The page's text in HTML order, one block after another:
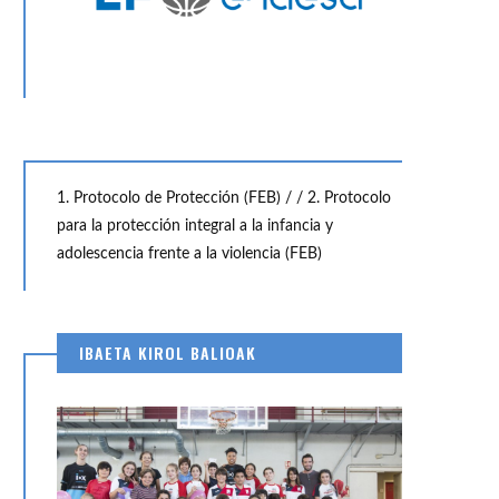
1. Protocolo de Protección (FEB) / / 2. Protocolo
para la protección integral a la infancia y
adolescencia frente a la violencia (FEB)
IBAETA KIROL BALIOAK